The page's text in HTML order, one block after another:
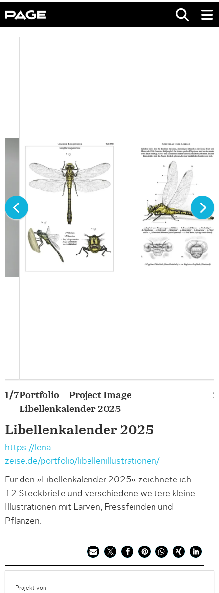
Portfolio – Project Image –
Libellenkalender 2025
2/7
Libellenkalender 2025
https://lena-
zeise.de/portfolio/libellenillustrationen/
Für den »Libellenkalender 2025« zeichnete ich
12 Steckbriefe und verschiedene weitere kleine
Illustrationen mit Larven, Fressfeinden und
Pflanzen.
Projekt von